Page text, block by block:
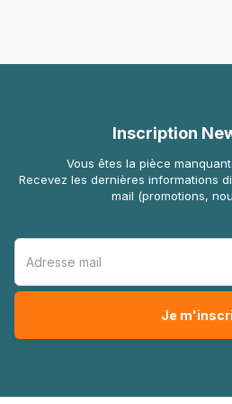
Inscription
Vous êtes la pièce
Recevez les dernières informations
mail (promotions,